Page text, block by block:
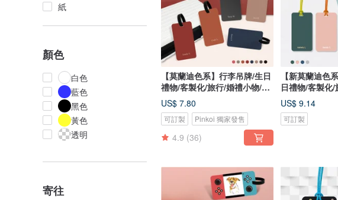
紙
顏色
白色
藍色
黑色
黃色
透明
寄往
【莫蘭迪色系】行李吊牌/生日
禮物/客製化/旅行/婚禮小物/出
國
US$ 7.80
可訂製 Pinkoi 獨家發售
4.9 (36)
【新莫蘭迪色
日禮物/客製化
US$ 9.14
可訂製